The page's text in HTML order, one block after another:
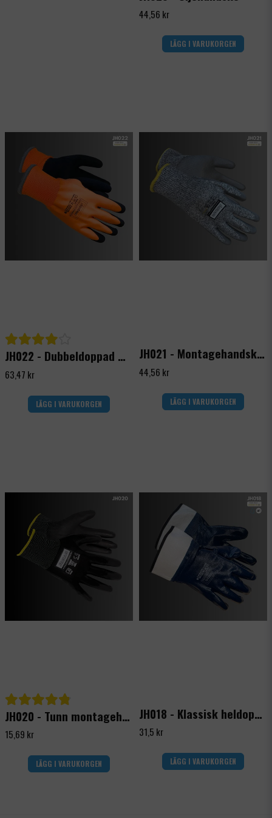
44,56 kr
LÄGG I VARUKORGEN
JH022 - Dubbeldoppad montagehandske med foder
63,47 kr
LÄGG I VARUKORGEN
JH021 - Montagehandske skärskydd klass C
44,56 kr
LÄGG I VARUKORGEN
JH020 - Tunn montagehandske PU
15,69 kr
LÄGG I VARUKORGEN
JH018 - Klassisk heldoppad nitrilhandske
31,5 kr
LÄGG I VARUKORGEN